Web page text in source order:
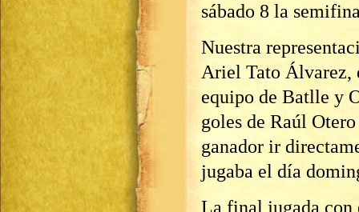
sábado 8 la
Nuestra
Ariel Tato Álvarez,
equipo de Batlle y
goles de Raúl
ganador ir
jugaba el día
La final jugada con